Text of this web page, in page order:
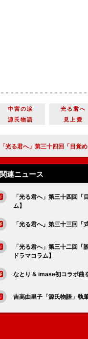
中宮の涙 光る君へ
源氏物語
見上愛
「光る君へ」第三十四回「目覚め」一条天皇との関係に悩む中宮・彰子
関連ニュース
「光る君へ」第三十四回
ム】
「光る君へ」第三十三回「
「光る君へ」第三十二回
ドラマコラム】
なとり & imase初コラボ曲
吉高由里子「源氏物語」執